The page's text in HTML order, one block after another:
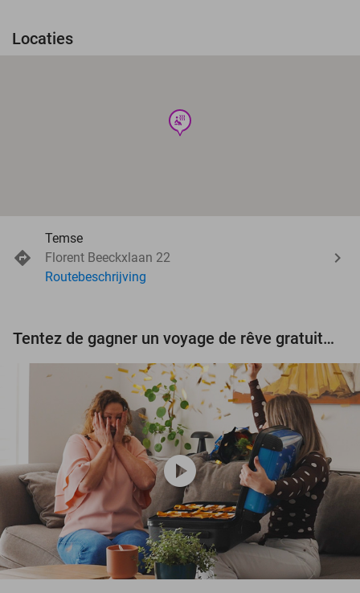
Locaties
wellness
Temse
Florent Beeckxlaan 22
Routebeschrijving
Tentez de gagner un voyage de rêve gratuit d'une valeur de 3.000 € !
play_circle